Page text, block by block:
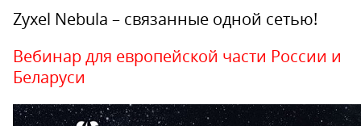
Zyxel Nebula – связанные одной сетью!
Вебинар для европейской части России и
Беларуси